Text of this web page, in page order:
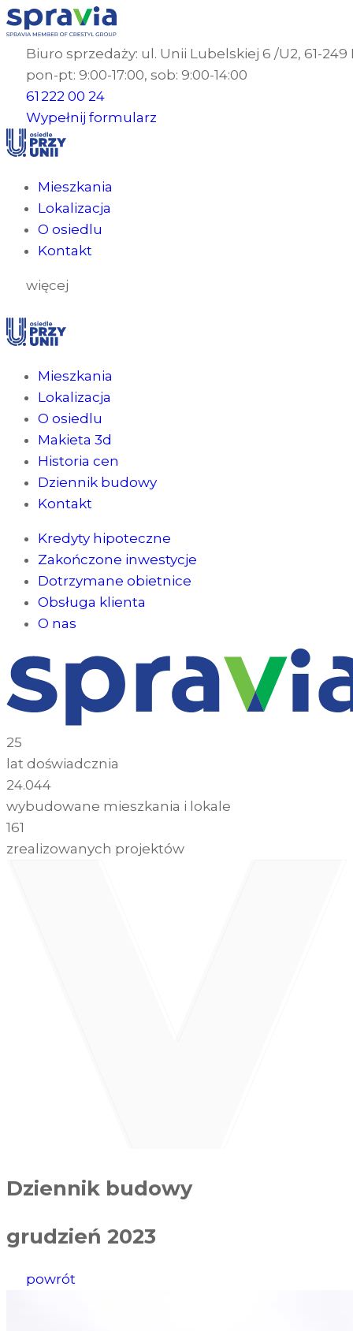
Biuro sprzedaży: ul. Unii Lubelskiej 6 /U2, 61-249
pon-pt: 9:00-17:00, sob: 9:00-14:00
61 222 00 24
Wypełnij formularz
Mieszkania
Lokalizacja
O osiedlu
Kontakt
więcej
Mieszkania
Lokalizacja
O osiedlu
Makieta 3d
Historia cen
Dziennik budowy
Kontakt
Kredyty hipoteczne
Zakończone inwestycje
Dotrzymane obietnice
Obsługa klienta
O nas
25
lat doświadcznia
24.044
wybudowane mieszkania i lokale
161
zrealizowanych projektów
Dziennik budowy
grudzień 2023
powrót